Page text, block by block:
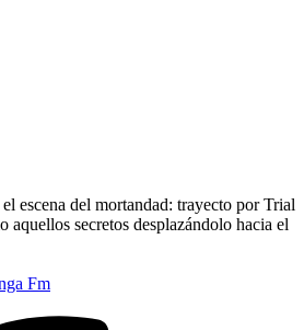
escena del mortandad: trayecto por Trial
aquellos secretos desplazándolo hacia el